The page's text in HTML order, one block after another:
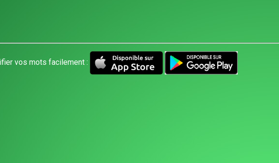
vos mots facilement :